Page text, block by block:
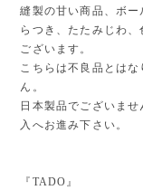
縫製の甘い商品、ボ
らつき、たたみじわ
ございます。
こちらは不良品とは
ん。
日本製品でございま
入へお進み下さい。
『TADO』